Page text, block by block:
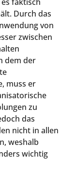
Durch das
von
zwischen
dem der
muss er
zu
das
nicht in allen
weshalb
wichtig